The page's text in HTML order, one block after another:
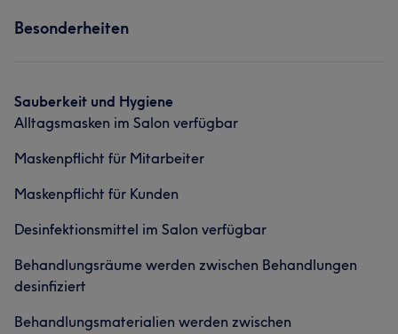
Portfolio
Portfolio
Besonderheiten
Sauberkeit und Hygiene
Alltagsmasken im Salon verfügbar
Maskenpflicht für Mitarbeiter
Maskenpflicht für Kunden
Desinfektionsmittel im Salon verfügbar
Behandlungsräume werden zwischen Behandlungen
desinfiziert
Behandlungsmaterialien werden zwischen